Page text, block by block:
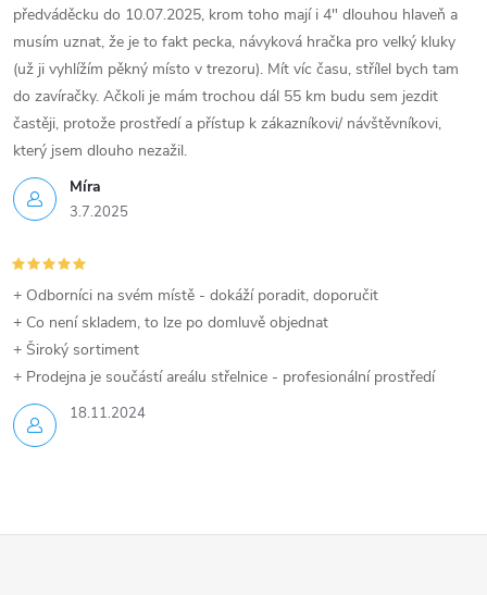
Míra
3.7.2025
předváděcku do 10.07.2025, krom toho mají i 4" dlouhou hlaveň a
musím uznat, že je to fakt pecka, návyková hračka pro velký kluky
(už ji vyhlížím pěkný místo v trezoru). Mít víc času, střílel bych tam
do zavíračky. Ačkoli je mám trochou dál 55 km budu sem jezdit
častěji, protože prostředí a přístup k zákazníkovi/ návštěvníkovi,
který jsem dlouho nezažil.
18.11.2024
+ Odborníci na svém místě - dokáží poradit, doporučit
+ Co není skladem, to lze po domluvě objednat
+ Široký sortiment
+ Prodejna je součástí areálu střelnice - profesionální prostředí